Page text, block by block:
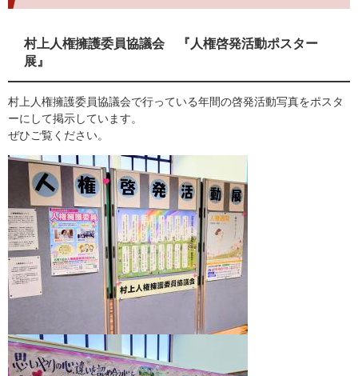
村上人権擁護委員協議会 『人権啓発活動ポスター
展』
村上人権擁護委員協議会で行っている年間の啓発活動写真をポスタ
ーにして掲示しています。
ぜひご覧ください。